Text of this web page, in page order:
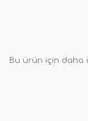
Bu ürün için daha